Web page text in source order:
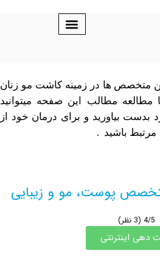
ها در زمینه کاشت مو زنان
مطالب این صفحه میتوانید
و برای درمان خود از
.
پوست، مو و زیبایی